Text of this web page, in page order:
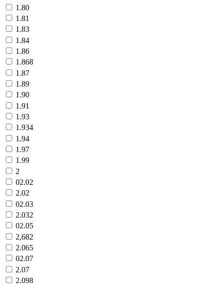
1.80
1.81
1.83
1.84
1.86
1.868
1.87
1.89
1.90
1.91
1.93
1.934
1.94
1.97
1.99
2
02.02
2.02
02.03
2.032
02.05
2,682
2.065
02.07
2.07
2.098